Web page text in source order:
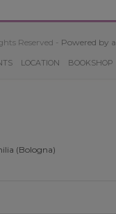
Reserved - Powered by
LOCATION BOOKSHOP
(Bologna)